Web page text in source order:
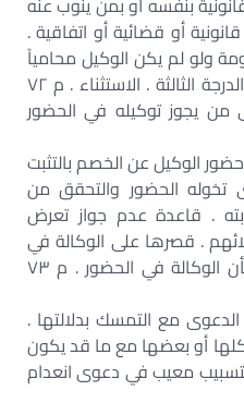
أو قضائية أو اتفاقية .
ولو لم يكن الوكيل محامياً
أو قريباً أو صهراً للموكل حتى الدرجة الثالثة . الاستثناء . م ٧٢
يجوز توكيله في الحضور
الوكيل عن الخصم بالتثبت
تخوله الحضور والتحقق من
. قاعدة عدم جواز تعرض
. قصرها على الوكالة في
التقاضى . عدم سريانها في شأن الوكالة في الحضور . م ٧٣
مع التمسك بدلالتها .
أو بعضها مع ما قد يكون
معيب في دعوى انعدام